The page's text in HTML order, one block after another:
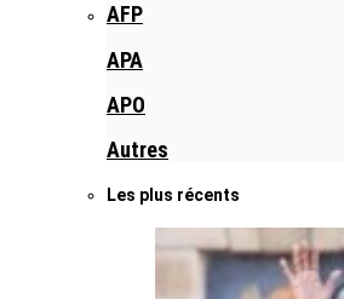
AFP
APA
APO
Autres
Les plus récents